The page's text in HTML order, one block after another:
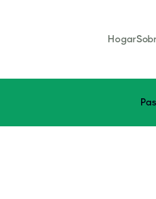
Hogar